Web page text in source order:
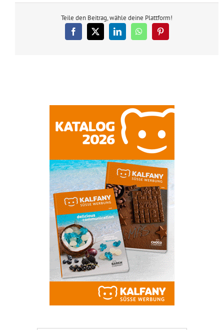
Teile den Beitrag, wähle deine Plattform!
Facebook
X LinkedInWhatsAppPinterest